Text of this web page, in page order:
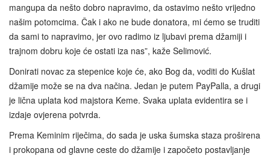
mangupa da nešto dobro napravimo, da ostavimo nešto vrijedno
našim potomcima. Čak i ako ne bude donatora, mi ćemo se truditi
da sami to napravimo, jer ovo radimo iz ljubavi prema džamiji i
trajnom dobru koje će ostati iza nas”, kaže Selimović.
Donirati novac za stepenice koje će, ako Bog da, voditi do Kušlat
džamije može se na dva načina. Jedan je putem PayPalla, a drugi
je lična uplata kod majstora Keme. Svaka uplata evidentira se i
izdaje ovjerena potvrda.
Prema Keminim riječima, do sada je uska šumska staza proširena
i prokopana od glavne ceste do džamije i započeto postavljanje